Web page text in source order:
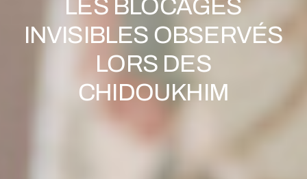
LES BLOCAGES
INVISIBLES OBSERVÉS
LORS DES
CHIDOUKHIM